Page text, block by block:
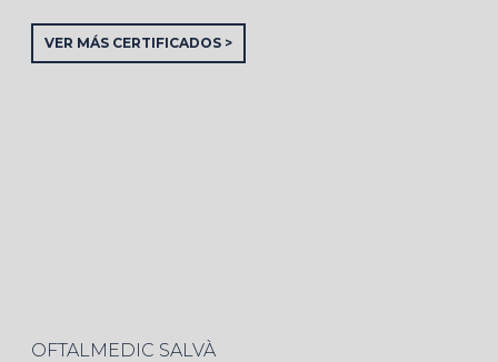
VER MÁS CERTIFICADOS >
OFTALMEDIC SALVÀ